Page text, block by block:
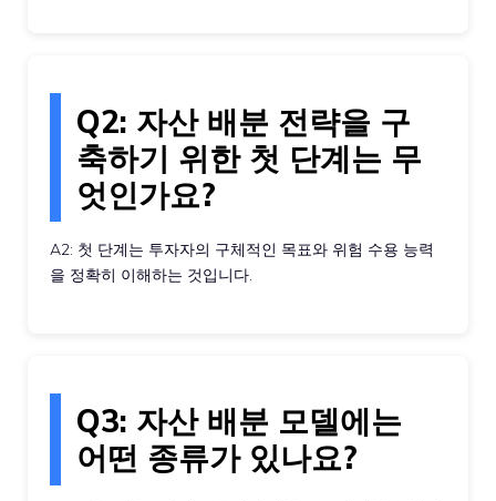
Q2: 자산 배분 전략을 구
축하기 위한 첫 단계는 무
엇인가요?
A2: 첫 단계는 투자자의 구체적인 목표와 위험 수용 능력
을 정확히 이해하는 것입니다.
Q3: 자산 배분 모델에는
어떤 종류가 있나요?